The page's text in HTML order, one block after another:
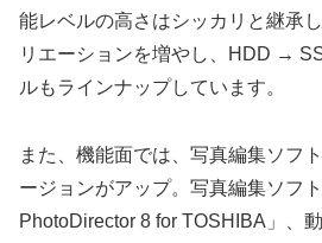
能レベルの高さはシッカリと継承
リエーションを増やし、HDD →
ルもラインナップしています。
また、機能面では、写真編集ソフ
ージョンがアップ。写真編集ソフ
PhotoDirector 8 for TOSHIBA」、